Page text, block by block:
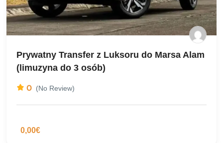
Prywatny Transfer z Luksoru do Marsa Alam
(limuzyna do 3 osób)
0 (No Review)
0,00€